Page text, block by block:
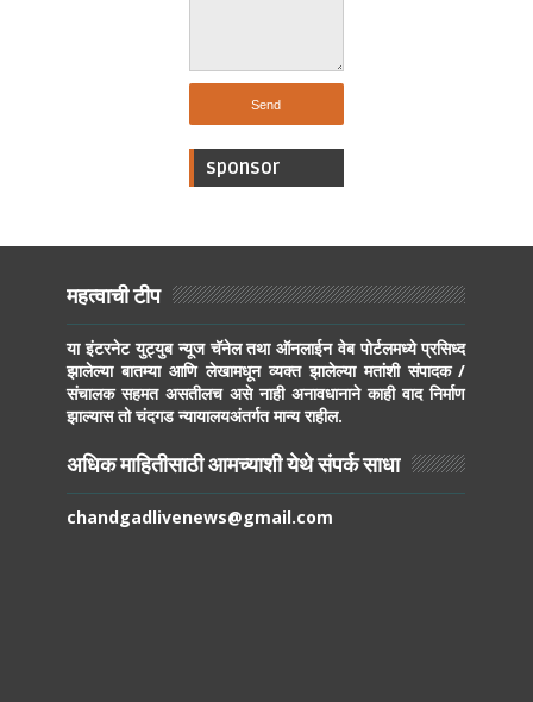
sponsor
महत्वाची टीप
या इंटरनेट युट्युब न्यूज चॅनेल तथा ऑनलाईन वेब पोर्टलमध्ये प्रसिध्द
झालेल्या बातम्या आणि लेखामधून व्यक्त झालेल्या मतांशी संपादक /
संचालक सहमत असतीलच असे नाही अनावधानाने काही वाद निर्माण
झाल्यास तो चंदगड न्यायालयअंतर्गत मान्य राहील.
अधिक माहितीसाठी आमच्याशी येथे संपर्क साधा
chandgadlivenews@gmail.com